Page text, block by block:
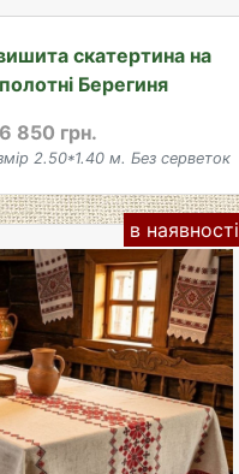
скатертина на
Берегиня
6 850 грн.
2.50*1.40 м. Без серветок
в наявності